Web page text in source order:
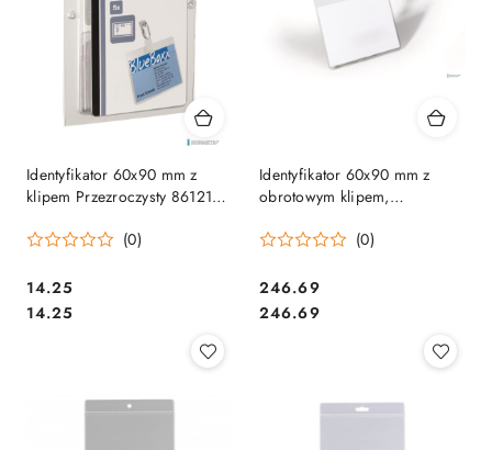
Identyfikator 60x90 mm z
klipem Przezroczysty 861219
(0)
Cena:
14.25
Cena:
14.25
Identyfikator 60x90 mm z
obrotowym klipem,
DURABLE
(0)
Cena:
246.69
Cena:
246.69